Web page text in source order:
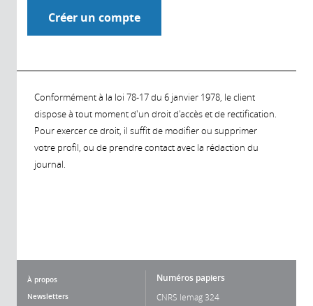
Conformément à la loi 78-17 du 6 janvier 1978, le client
dispose à tout moment d'un droit d'accès et de rectification.
Pour exercer ce droit, il suffit de modifier ou supprimer
votre profil, ou de prendre contact avec la rédaction du
journal.
À propos
Newsletters
Numéros papiers
CNRS lemag 324